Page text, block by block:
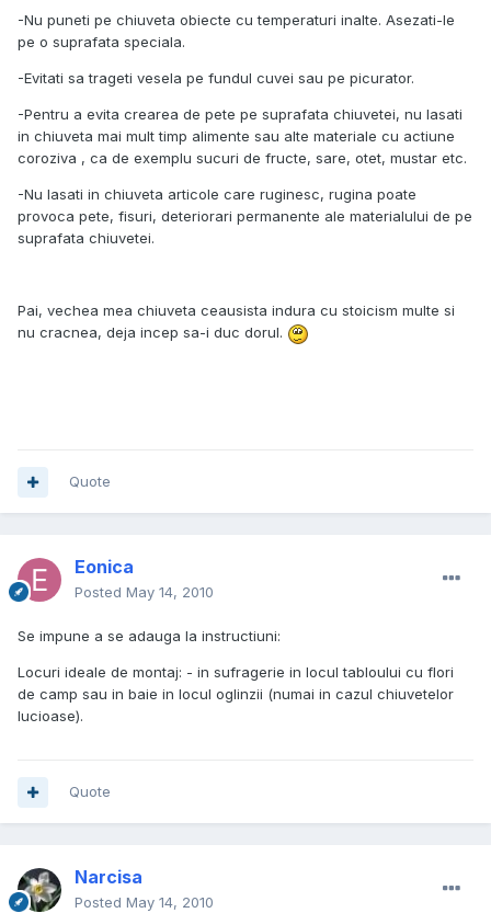
-Nu puneti pe chiuveta obiecte cu temperaturi inalte. Asezati-le
pe o suprafata speciala.
-Evitati sa trageti vesela pe fundul cuvei sau pe picurator.
-Pentru a evita crearea de pete pe suprafata chiuvetei, nu lasati
in chiuveta mai mult timp alimente sau alte materiale cu actiune
coroziva , ca de exemplu sucuri de fructe, sare, otet, mustar etc.
-Nu lasati in chiuveta articole care ruginesc, rugina poate
provoca pete, fisuri, deteriorari permanente ale materialului de pe
suprafata chiuvetei.
Pai, vechea mea chiuveta ceausista indura cu stoicism multe si
nu cracnea, deja incep sa-i duc dorul.
Quote
Eonica
Posted May 14, 2010
Se impune a se adauga la instructiuni:
Locuri ideale de montaj: - in sufragerie in locul tabloului cu flori
de camp sau in baie in locul oglinzii (numai in cazul chiuvetelor
lucioase).
Quote
Narcisa
Posted May 14, 2010